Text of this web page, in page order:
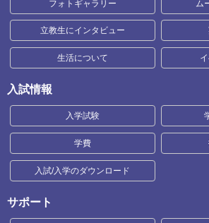
フォトギャラリー ム
立教生にインタビュー
生活について
入試情報
入学試験
学費
入試/入学のダウンロード
サポート